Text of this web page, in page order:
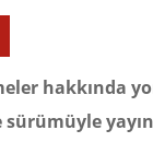
hakkında